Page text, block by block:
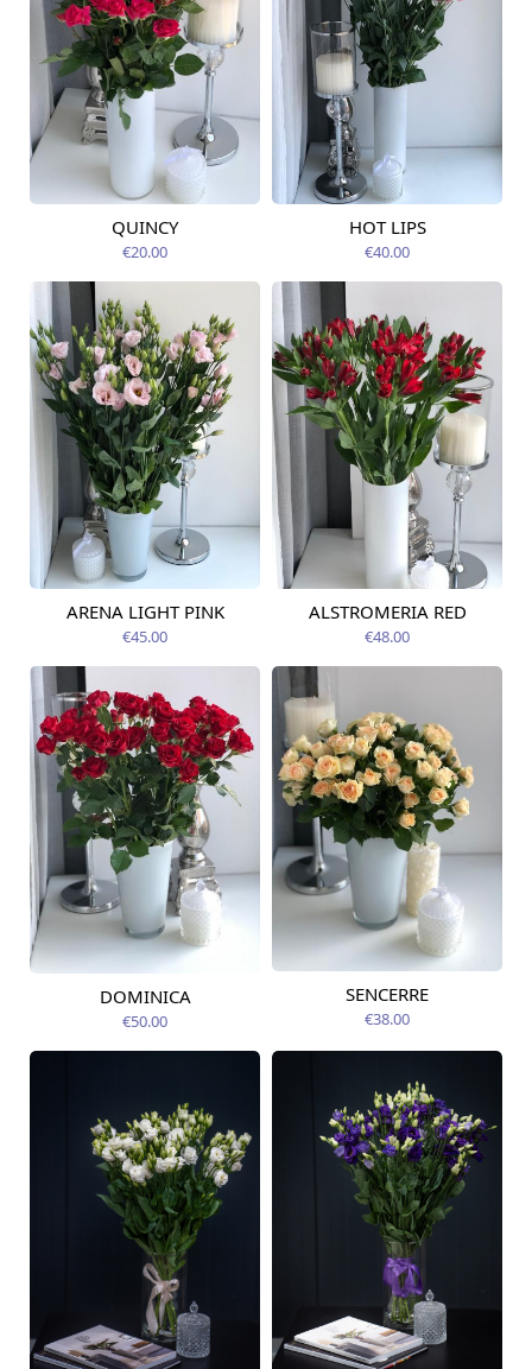
Pieejams šodien
QUINCY
€20.00
Pieejams šodien
HOT LIPS
€40.00
Pieejams šodien
ARENA LIGHT PINK
€45.00
Pieejams šodien
ALSTROMERIA RED
€48.00
Pieejams šodien
DOMINICA
€50.00
Pieejams šodien
SENCERRE
€38.00